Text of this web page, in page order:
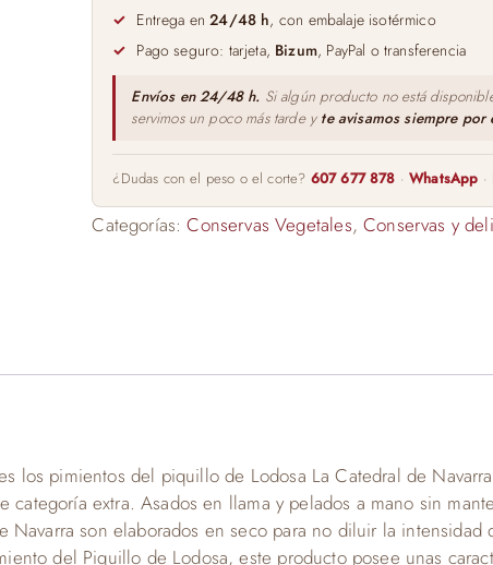
260gr
cantidad
Entrega en24/48 h, con embalaje isotérmico
Pago seguro: tarjeta, Bizum, PayPal o transferencia
Envíos en 24/48 h. Si algún producto no está
servimos un poco más tarde y te avisamos siempre por
¿Dudas con el peso o el corte? 607 677 878 ·WhatsApp ·
Categorías:Conservas Vegetales,Conservas y
los pimientos del piquillo de Lodosa La Catedral de
extra. Asados en llama y pelados a mano sin
son elaborados en seco para no diluir la intensidad
del Piquillo de Lodosa, este producto posee unas